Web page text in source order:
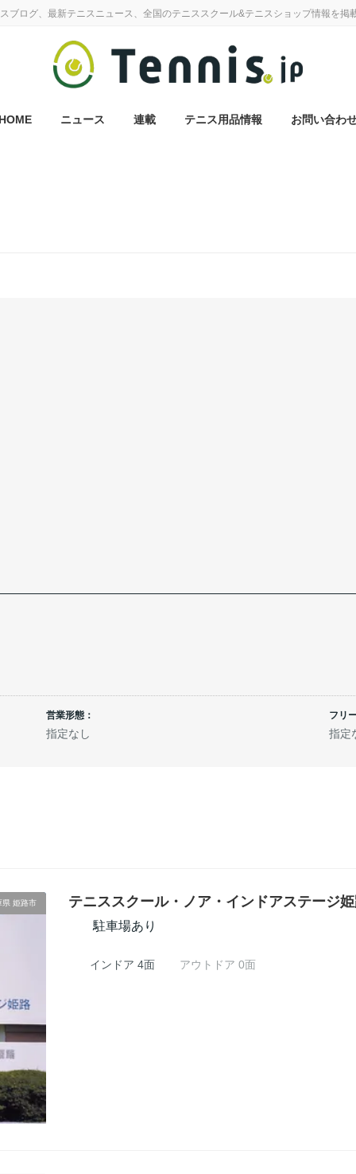
ブログ、最新テニスニュース、全国のテニススクール&テニスショップ情報を掲
ニュース 連載 テニス用品情報 お問い合わ
営業形態：
指定なし
フリ
指定
県 姫路市 テニススクール・ノア・インドアステージ
駐車場あり
インドア 4面 アウトドア 0面